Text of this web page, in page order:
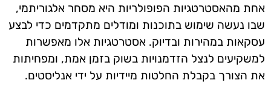
אחת מהאסטרטגיות הפופולריות היא מסחר אלגוריתמי,
שבו נעשה שימוש בתוכנות ומודלים מתקדמים כדי לבצע
עסקאות במהירות ובדיוק. אסטרטגיות אלו מאפשרות
למשקיעים לנצל הזדמנויות בשוק בזמן אמת, ומפחיתות
את הצורך בקבלת החלטות מיידיות על ידי אנליסטים.